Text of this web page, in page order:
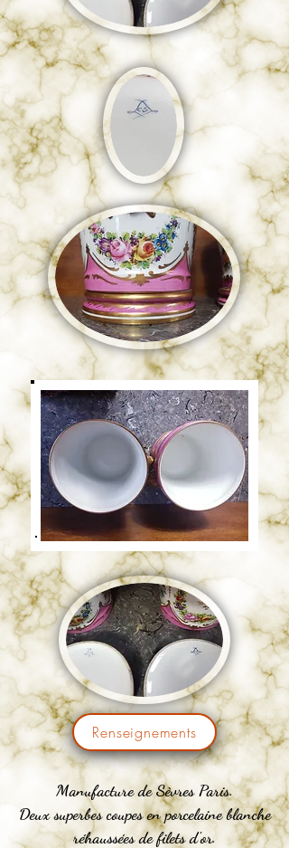
Renseignements
Manufacture de Sèvres Paris.
Deux superbes coupes en porcelaine blanche
réhaussées de filets d'or.